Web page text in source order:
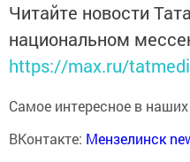
Читайте новости
национальном
https://max.ru/
Самое интересное в
ВКонтакте: Мензелинск